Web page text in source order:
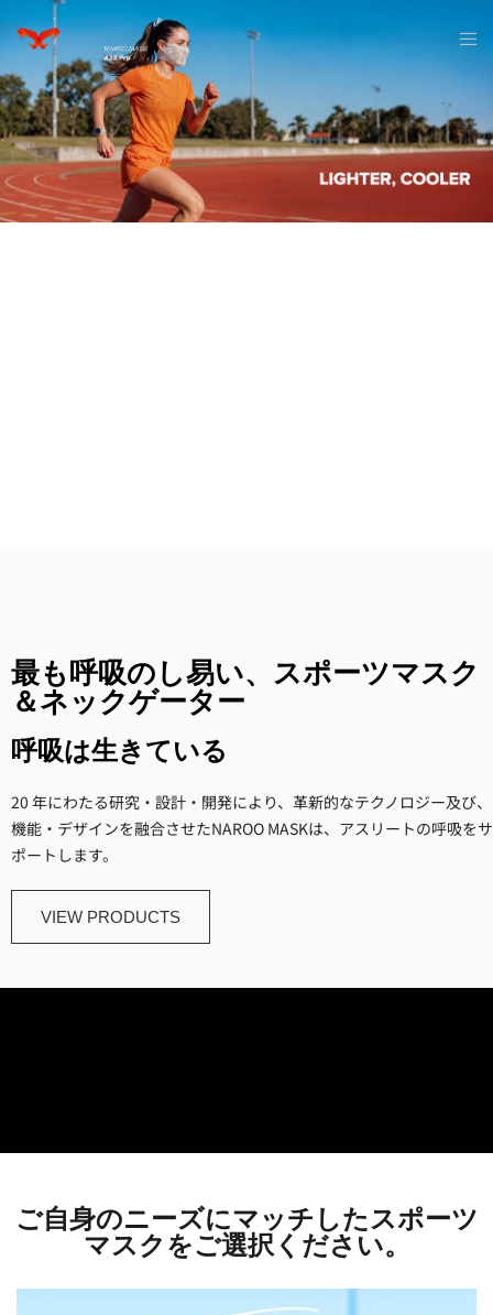
最も呼吸のし易い、スポーツマスク
＆ネックゲーター
呼吸は生きている
20 年にわたる研究・設計・開発により、革新的なテクノロジー及び、
機能・デザインを融合させたNAROO MASKは、アスリートの呼吸をサ
ポートします。
VIEW PRODUCTS
ご自身のニーズにマッチしたスポーツ
マスクをご選択ください。